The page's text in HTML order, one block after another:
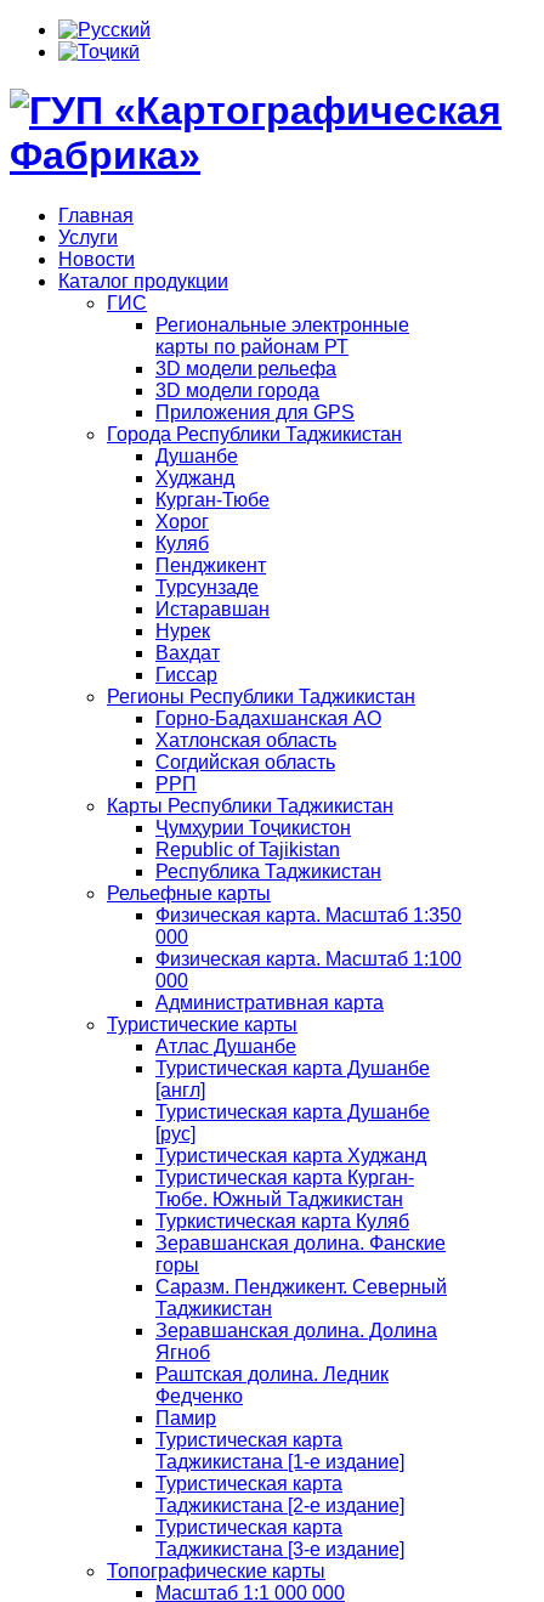
Главная
Услуги
Новости
Каталог продукции
ГИС
Региональные электронные
карты по районам РТ
3D модели рельефа
3D модели города
Приложения для GPS
Города Республики Таджикистан
Душанбе
Худжанд
Курган-Тюбе
Хорог
Куляб
Пенджикент
Турсунзаде
Истаравшан
Нурек
Вахдат
Гиссар
Регионы Республики Таджикистан
Горно-Бадахшанская АО
Хатлонская область
Согдийская область
РРП
Карты Республики Таджикистан
Ҷумҳурии Тоҷикистон
Republic of Tajikistan
Республика Таджикистан
Рельефные карты
Физическая карта. Масштаб 1:350
000
Физическая карта. Масштаб 1:100
000
Административная карта
Туристические карты
Атлас Душанбе
Туристическая карта Душанбе
[англ]
Туристическая карта Душанбе
[рус]
Туристическая карта Худжанд
Туристическая карта Курган-
Тюбе. Южный Таджикистан
Туркистическая карта Куляб
Зеравшанская долина. Фанские
горы
Саразм. Пенджикент. Северный
Таджикистан
Зеравшанская долина. Долина
Ягноб
Раштская долина. Ледник
Федченко
Памир
Туристическая карта
Таджикистана [1-е издание]
Туристическая карта
Таджикистана [2-е издание]
Туристическая карта
Таджикистана [3-е издание]
Топографические карты
Масштаб 1:1 000 000